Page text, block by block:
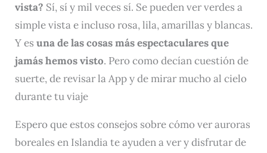
vista? Sí, sí y mil veces sí. Se pueden ver verdes a
simple vista e incluso rosa, lila, amarillas y blancas.
Y es una de las cosas más espectaculares que
jamás hemos visto. Pero como decían cuestión de
suerte, de revisar la App y de mirar mucho al cielo
durante tu viaje
Espero que estos consejos sobre cómo ver auroras
boreales en Islandia te ayuden a ver y disfrutar de